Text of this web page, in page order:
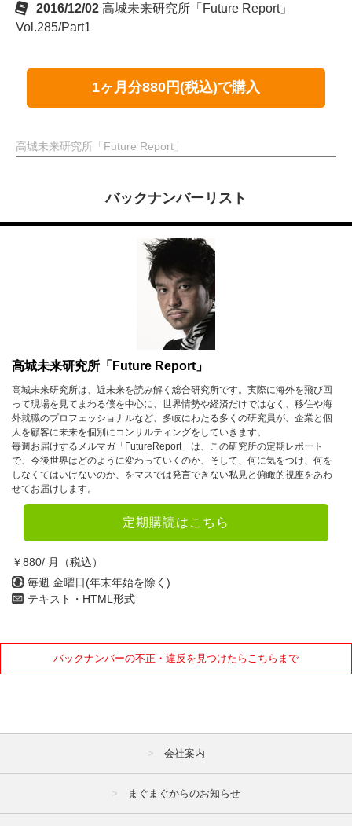
2016/12/02 高城未来研究所「Future Report」
Vol.285/Part1
1ヶ月分880円(税込)で購入
高城未来研究所「Future Report」
バックナンバーリスト
高城未来研究所「Future Report」
高城未来研究所は、近未来を読み解く総合研究所です。実際に海外を飛び回
って現場を見てまわる僕を中心に、世界情勢や経済だけではなく、移住や海
外就職のプロフェッショナルなど、多岐にわたる多くの研究員が、企業と個
人を顧客に未来を個別にコンサルティングをしていきます。
毎週お届けするメルマガ「FutureReport」は、この研究所の定期レポート
で、今後世界はどのように変わっていくのか、そして、何に気をつけ、何を
しなくてはいけないのか、をマスでは発言できない私見と俯瞰的視座をあわ
せてお届けします。
定期購読はこちら
￥880/ 月（税込）
毎週 金曜日(年末年始を除く)
テキスト・HTML形式
バックナンバーの不正・違反を見つけたらこちらまで
会社案内
まぐまぐからのお知らせ